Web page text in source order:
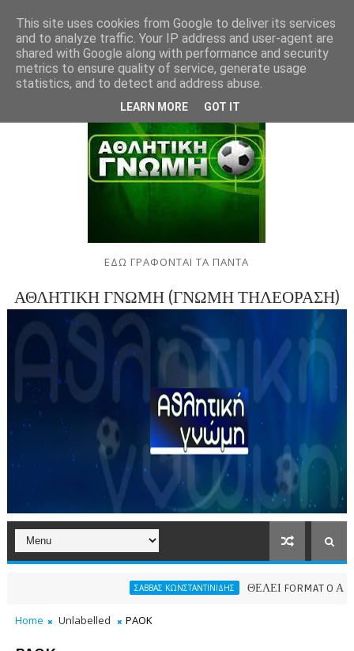
ΕΔΩ ΓΡΑΦΟΝΤΑΙ ΤΑ ΠΑΝΤΑ
ΑΘΛΗΤΙΚΗ ΓΝΩΜΗ (ΓΝΩΜΗ ΤΗΛΕΟΡΑΣΗ)
ΣΑΒΒΑΣ ΚΩΝΣΤΑΝΤΙΝΙΔΗΣ ΘΕΛΕΙ FORMAT O ΑΡΗΣ
Home Unlabelled PAOK
This site uses cookies from Google to deliver its services
and to analyze traffic. Your IP address and user-agent are
shared with Google along with performance and security
metrics to ensure quality of service, generate usage
statistics, and to detect and address abuse.
LEARN MORE GOT IT